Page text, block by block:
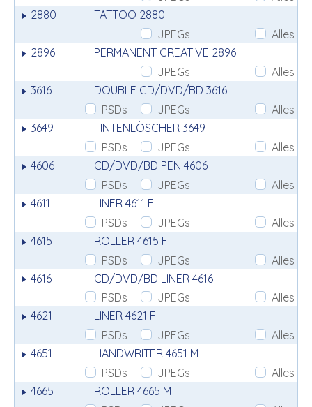
2880
TATTOO 2880
JPEGs
Alles
2896
PERMANENT CREATIVE 2896
JPEGs
Alles
3616
DOUBLE CD/DVD/BD 3616
PSDs
JPEGs
Alles
3649
TINTENLÖSCHER 3649
PSDs
JPEGs
Alles
4606
CD/DVD/BD PEN 4606
PSDs
JPEGs
Alles
4611
LINER 4611 F
PSDs
JPEGs
Alles
4615
ROLLER 4615 F
PSDs
JPEGs
Alles
4616
CD/DVD/BD LINER 4616
PSDs
JPEGs
Alles
4621
LINER 4621 F
PSDs
JPEGs
Alles
4651
HANDWRITER 4651 M
PSDs
JPEGs
Alles
4665
ROLLER 4665 M